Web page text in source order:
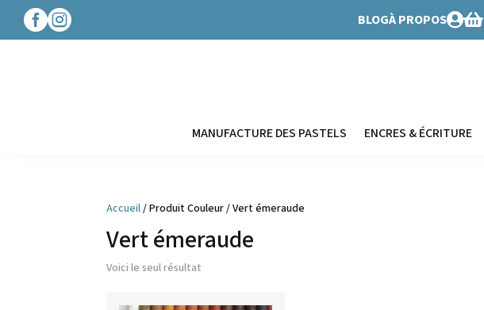
 BLOGÀ PROPOS
MANUFACTURE DES PASTELS ENCRES & ÉCRITURE
Accueil/ Produit Couleur / Vert émeraude
Vert émeraude
Voici le seul résultat